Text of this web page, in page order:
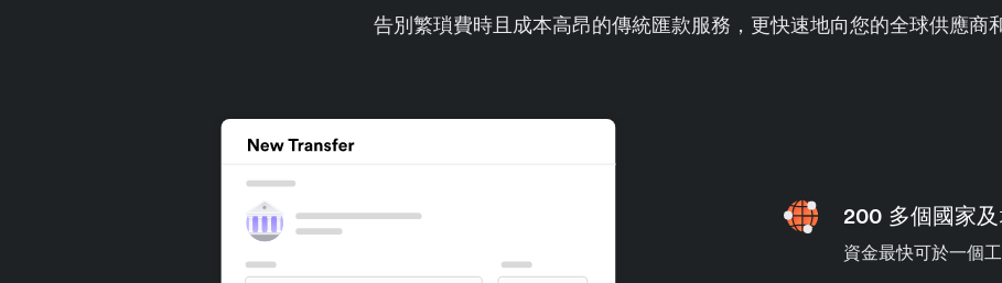
告別繁瑣費時且成本高昂的傳統匯款服務，更快速地向您的全球供應商
200 多個國家
資金最快可於一個